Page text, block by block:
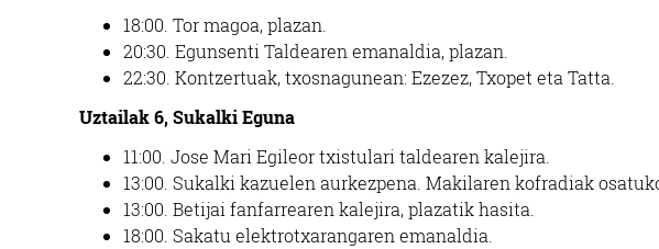
18:00. Tor magoa, plazan.
20:30. Egunsenti Taldearen emanaldia, plazan.
22:30. Kontzertuak, txosnagunean: Ezezez, Txopet eta Tatta.
Uztailak 6, Sukalki Eguna
11:00. Jose Mari Egileor txistulari taldearen kalejira.
13:00. Sukalki kazuelen aurkezpena. Makilaren kofradiak
13:00. Betijai fanfarrearen kalejira, plazatik hasita.
18:00. Sakatu elektrotxarangaren emanaldia.